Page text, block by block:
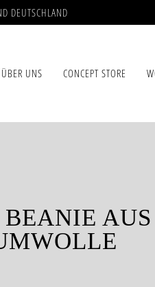
DEUTSCHLAND
ÜBER UNS CONCEPT STORE